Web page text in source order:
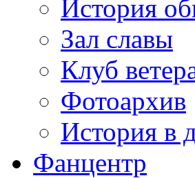
История
Зал славы
Клуб
Фотоархив
История в
Фанцентр